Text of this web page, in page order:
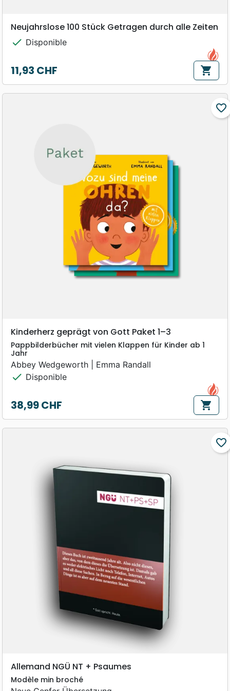
Neujahrslose 100 Stück Getragen durch alle Zeiten
check Disponible
Prix
11,93 CHF shopping_cart
favorite_border
Kinderherz geprägt von Gott Paket 1–3
Pappbilderbücher mit vielen Klappen für Kinder ab 1
Jahr
Abbey Wedgeworth | Emma Randall
check Disponible
Prix
38,99 CHF shopping_cart
favorite_border
Allemand NGÜ NT + Psaumes
Modèle min broché